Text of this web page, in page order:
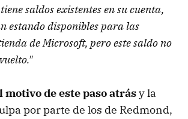
saldos existentes en su cuenta,
estando disponibles para las
de Microsoft, pero este saldo no
motivo de este paso atrásy la
por parte de los de Redmond,